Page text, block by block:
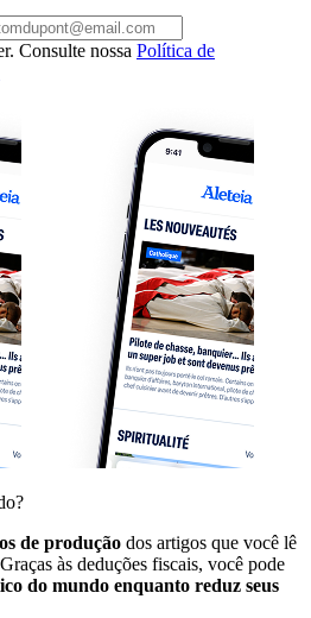
Consulte nossa Política de
de produção dos artigos que você lê
às deduções fiscais, você pode
do mundo enquanto reduz seus